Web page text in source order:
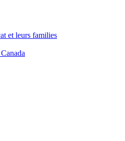
et leurs families